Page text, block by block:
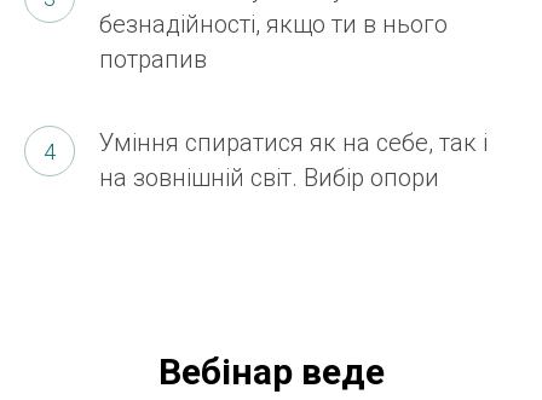
безнадійності, якщо ти в нього
потрапив
Уміння спиратися як на себе, так і
на зовнішній світ. Вибір опори
Вебінар веде